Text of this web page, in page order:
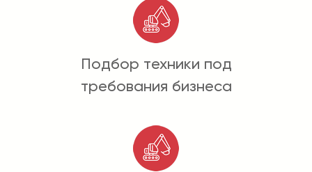
Подбор техники под
требования бизнеса